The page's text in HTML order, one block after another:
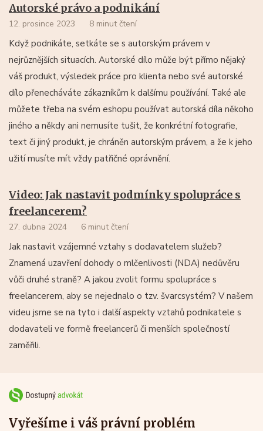
Autorské právo a podnikání
12. prosince 2023 8 minut čtení
Když podnikáte, setkáte se s autorským právem v
nejrůznějších situacích. Autorské dílo může být přímo nějaký
váš produkt, výsledek práce pro klienta nebo své autorské
dílo přenecháváte zákazníkům k dalšímu používání. Také ale
můžete třeba na svém eshopu používat autorská díla někoho
jiného a někdy ani nemusíte tušit, že konkrétní fotografie,
text či jiný produkt, je chráněn autorským právem, a že k jeho
užití musíte mít vždy patřičné oprávnění.
Video: Jak nastavit podmínky spolupráce s
freelancerem?
27. dubna 2024 6 minut čtení
Jak nastavit vzájemné vztahy s dodavatelem služeb?
Znamená uzavření dohody o mlčenlivosti (NDA) nedůvěru
vůči druhé straně? A jakou zvolit formu spolupráce s
freelancerem, aby se nejednalo o tzv. švarcsystém? V našem
videu jsme se na tyto i další aspekty vztahů podnikatele s
dodavateli ve formě freelancerů či menších společností
zaměřili.
Vyřešíme i váš právní problém